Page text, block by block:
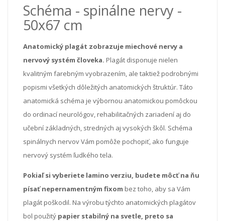
Schéma - spinálne nervy -
50x67 cm
Anatomický plagát zobrazuje miechové nervy a
nervový systém človeka. Plagát disponuje nielen
kvalitným farebným vyobrazením, ale taktiež podrobnými
popismi všetkých dôležitých anatomických štruktúr. Táto
anatomická schéma je výbornou anatomickou pomôckou
do ordinací neurológov, rehabilitačných zariadení aj do
učební základných, stredných aj vysokých škôl. Schéma
spinálnych nervov Vám pomôže pochopiť, ako funguje
nervový systém ľudkého tela.
Pokiaľ si vyberiete lamino verziu, budete môcť na ňu
písať nepernamentným fixom bez toho, aby sa Vám
plagát poškodil. Na výrobu týchto anatomických plagátov
bol použitý papier stabilný na svetle, preto sa